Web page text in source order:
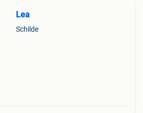
Lea
Schilde